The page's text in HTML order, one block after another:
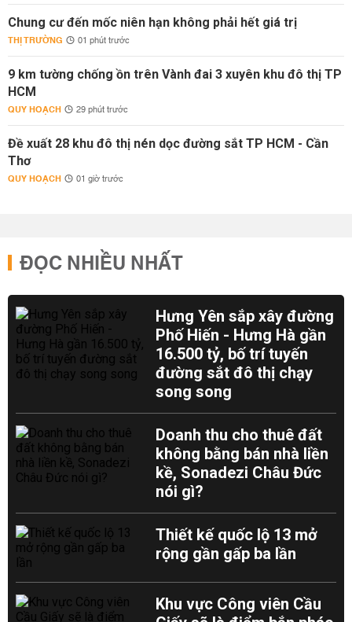
Chung cư đến mốc niên hạn không phải hết giá trị
THỊ TRƯỜNG 01 phút trước
9 km tường chống ồn trên Vành đai 3 xuyên khu đô thị TP
HCM
QUY HOẠCH 29 phút trước
Đề xuất 28 khu đô thị nén dọc đường sắt TP HCM - Cần
Thơ
QUY HOẠCH 01 giờ trước
ĐỌC NHIỀU NHẤT
Hưng Yên sắp xây đường
Phố Hiến - Hưng Hà gần
16.500 tỷ, bố trí tuyến
đường sắt đô thị chạy
song song
Doanh thu cho thuê đất
không bằng bán nhà liền
kề, Sonadezi Châu Đức
nói gì?
Thiết kế quốc lộ 13 mở
rộng gần gấp ba lần
Khu vực Công viên Cầu